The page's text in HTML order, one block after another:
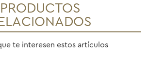
PRODUCTOS
te interesen estos artículos